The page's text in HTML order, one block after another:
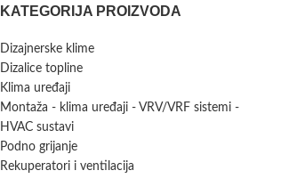
KATEGORIJA PROIZVODA
Dizajnerske klime
Dizalice topline
Klima uređaji
Montaža - klima uređaji - VRV/VRF sistemi -
HVAC sustavi
Podno grijanje
Rekuperatori i ventilacija